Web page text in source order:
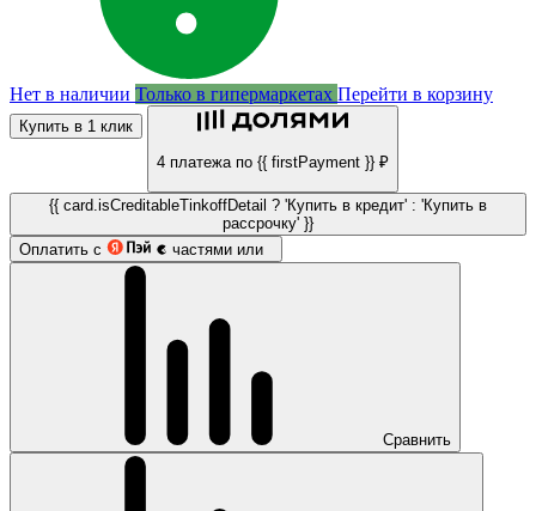
Нет в наличии Только в гипермаркетах Перейти в корзину
Купить в 1 клик
4 платежа по {{ firstPayment }} ₽
{{ card.isCreditableTinkoffDetail ? 'Купить в кредит' : 'Купить в
рассрочку' }}
Оплатить с
частями или
Сравнить